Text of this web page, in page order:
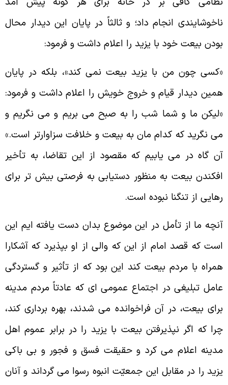
انجام داد؛ و ثالثاً در پايان اين ديدار محال
بيعت خود با يزيد را اعلام داشت و فرمود:
چون من با يزيد بيعت نمى كند»، بلكه در پايان
ديدار قيام و خروج خويش را اعلام داشت و فرمود:
ما و شما شب را به صبح مى بريم و مى نگريم و
نگريد كه كدام مان به بيعت و خلافت سزاوارتر است.»
گاه در مى يابيم كه مقصود از اين تقاضا، به تأخير
بيعت به منظور دستيابى به فرصتى بيش تر براى
از تنگنا نبوده است.
ما از تأمل در اين موضوع بدان دست يافته ايم اين
كه قصد امام از اين كه والى از او بپذيرد كه آشكارا
با مردم بيعت كند اين بود كه از تأثير و گستردگى
تبليغى در اجتماع عمومى اى كه عادتاً مردم مدينه
بيعت، در آن فراخوانده مى شدند، بهره بردارى كند،
كه اگر نپذيرفتن بيعت با يزيد را در برابر عموم اهل
اعلام مى كرد و حقيقت فسق و فجور و بى باكى
را در مقابل اين جمعيّت انبوه رسوا مى گرداند و آنان